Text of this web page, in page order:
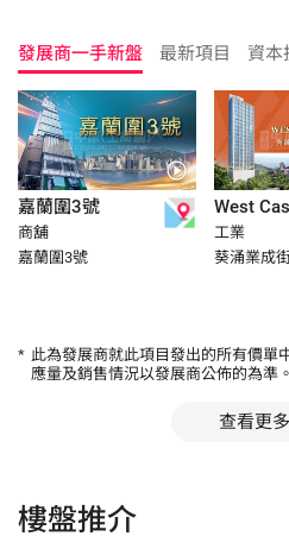
發展商一手新盤 最新項目 資本
嘉蘭圍3號
商舖
嘉蘭圍3號
West
工業
葵涌業成
* 此為發展商就此項目發出的所有價單
應量及銷售情況以發展商公佈的為準。
查看更多
樓盤推介